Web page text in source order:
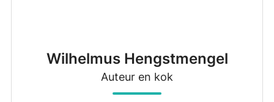
Wilhelmus Hengstmengel
Auteur en kok